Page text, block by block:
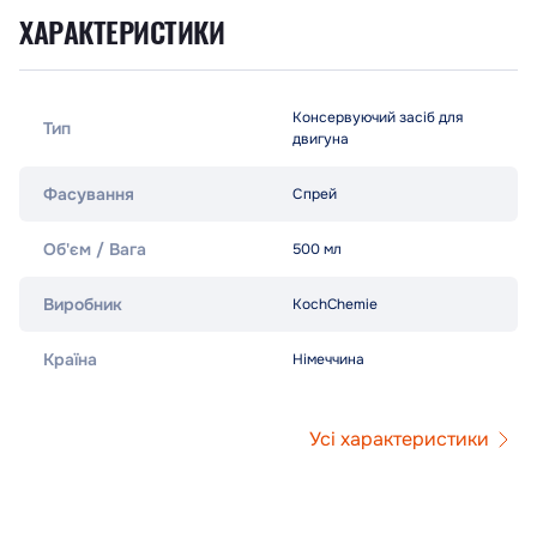
ХАРАКТЕРИСТИКИ
Тип
Консервуючий засіб для
двигуна
Фасування Спрей
Об'єм / Вага 500 мл
Виробник KochChemie
Країна Німеччина
Усі характеристики